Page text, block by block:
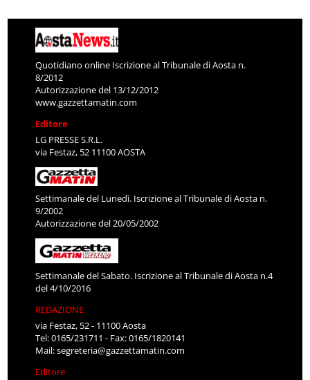
Quotidiano online Iscrizione al Tribunale di Aosta n.
8/2012
Autorizzazione del 13/12/2012
www.gazzettamatin.com
Editore
LG PRESSE S.R.L.
via Festaz, 52 11100 AOSTA
Settimanale del Lunedì. Iscrizione al Tribunale di Aosta n.
9/2002
Autorizzazione del 20/05/2002
Settimanale del Sabato. Iscrizione al Tribunale di Aosta n.4
del 4/10/2016
REDAZIONE
via Festaz, 52 - 11100 Aosta
Tel: 0165/231711 - Fax: 0165/1820141
Mail:segreteria@gazzettamatin.com
Editore